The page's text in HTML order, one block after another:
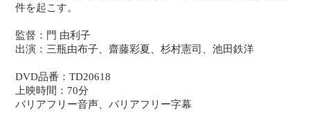
件を起こす。
監督：門 由利子
出演：三瓶由布子、齋藤彩夏、杉村憲司、池田鉄洋
DVD品番：TD20618
上映時間：70分
バリアフリー音声、バリアフリー字幕